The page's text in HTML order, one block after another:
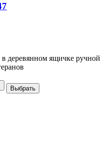
деревянном ящичке ручной